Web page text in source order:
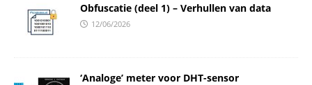
Obfuscatie (deel 1) – Verhullen van data
12/06/2026
‘Analoge’ meter voor DHT-sensor